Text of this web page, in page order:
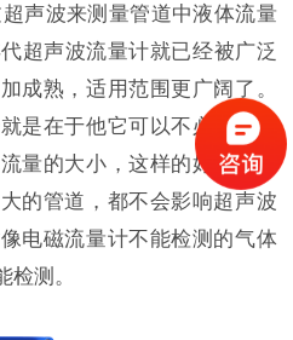
声波来测量管道中液体流量
超声波流量计就已经被广泛
成熟，适用范围更广阔了。
是在于他它可以不必接触被
量的大小，这样的好处就是
的管道，都不会影响超声波
电磁流量计不能检测的气体
测。